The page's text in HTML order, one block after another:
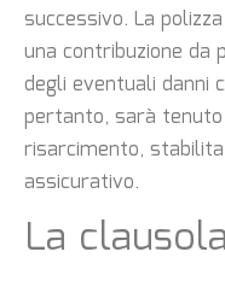
successivo. La
una contribuzione
degli eventuali danni
pertanto, sarà
risarcimento,
assicurativo.
La